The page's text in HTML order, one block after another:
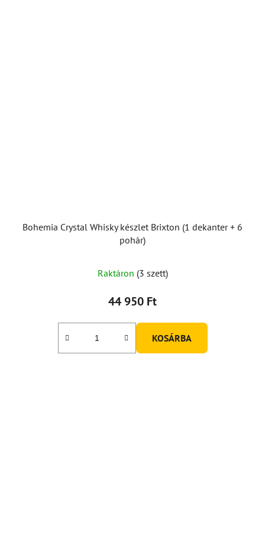
Bohemia Crystal Whisky készlet Brixton (1 dekanter + 6
pohár)
Raktáron (3 szett)
44 950 Ft
KOSÁRBA